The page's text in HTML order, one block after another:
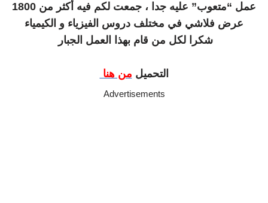
عمل “متعوب” عليه جدا ، جمعت لكم فيه أكثر من 1800
عرض فلاشي في مختلف دروس الفيزياء و الكيمياء
شكرا لكل من قام بهذا العمل الجبار
التحميل من هنا
Advertisements